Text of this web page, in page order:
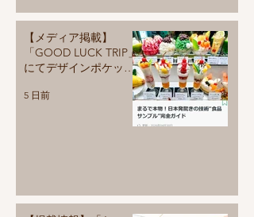
【メディア掲載】
「GOOD LUCK TRIP」
にてデザインポケット
が監修・紹介されまし
た！
5 日前